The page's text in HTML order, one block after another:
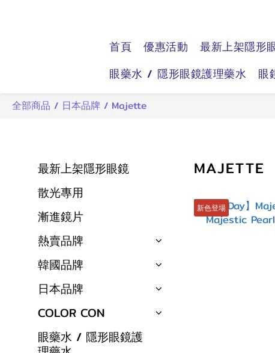
首頁 優惠活動 最新上架隱形
眼藥水 / 隱形眼鏡護理藥水
眼
全部商品 / 日本品牌 / Majette
最新上架隱形眼鏡
散光專用
漸進鏡片
熱賣品牌
韓國品牌
日本品牌
COLOR CON
眼藥水 / 隱形眼鏡護
MAJETTE
新色登場